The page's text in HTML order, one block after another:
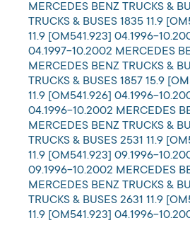
MERCEDES BENZ TRUCKS &
TRUCKS & BUSES 1835 11.9
11.9 [OM541.923] 04.1996-
04.1997-10.2002 MERCEDES
MERCEDES BENZ TRUCKS &
TRUCKS & BUSES 1857 15.9
11.9 [OM541.926] 04.1996-
04.1996-10.2002 MERCEDES
MERCEDES BENZ TRUCKS &
TRUCKS & BUSES 2531 11.9
11.9 [OM541.923] 09.1996-
09.1996-10.2002 MERCEDES
MERCEDES BENZ TRUCKS &
TRUCKS & BUSES 2631 11.9
11.9 [OM541.923] 04.1996-